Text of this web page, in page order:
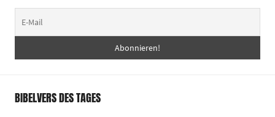
BIBELVERS DES TAGES